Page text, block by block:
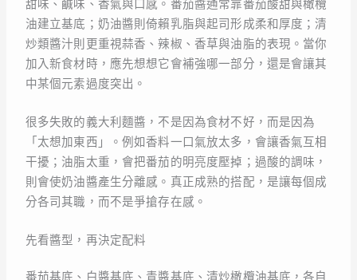
甜味、鹹味、香氣與口感。番茄醬通常靠番茄酸甜與橄欖
油建立基底；奶油醬則倚賴乳脂與起司形成柔和厚度；清
炒類醬汁則更重視蒜香、辣椒、香草與油脂的表現。當你
加入新食材時，應先想想它會補強哪一部分，還是會讓其
中某個元素過度突出。
很多失敗的義大利麵醬，不是因為食材不好，而是因為
「太想加東西」。例如香料一口氣放太多，會讓香氣互相
干擾；油脂太重，會把番茄的明亮度壓掉；過酸的調味，
則會使奶油醬產生分離感。真正成熟的搭配，是讓每個成
分各司其職，而不是爭搶存在感。
先看醬型，再決定配料
番茄基底、白醬基底、青醬基底、清炒橄欖油基底，各自